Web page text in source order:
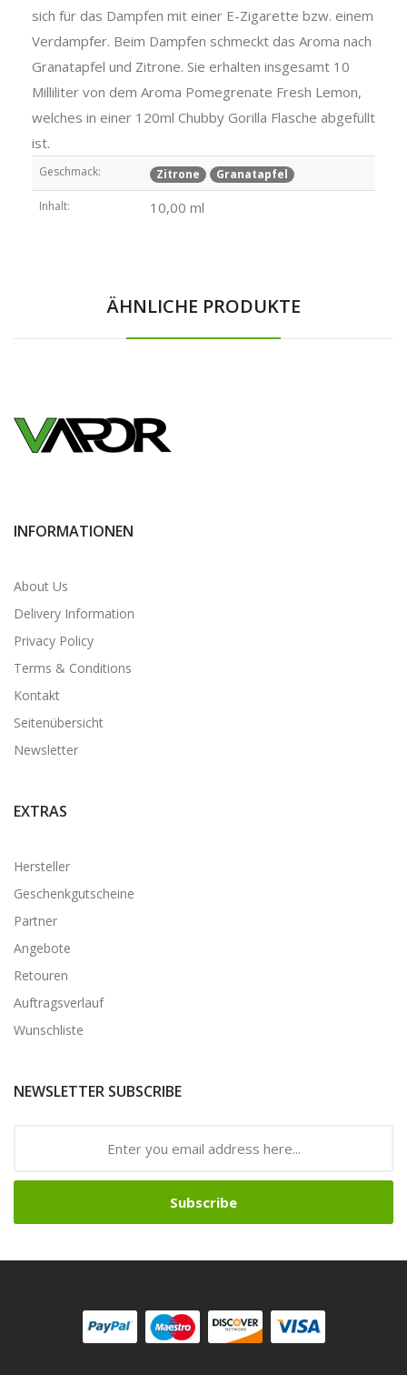
sich für das Dampfen mit einer E-Zigarette bzw. einem
Verdampfer. Beim Dampfen schmeckt das Aroma nach
Granatapfel und Zitrone. Sie erhalten insgesamt 10
Milliliter von dem Aroma Pomegrenate Fresh Lemon,
welches in einer 120ml Chubby Gorilla Flasche abgefüllt
ist.
Geschmack: Zitrone Granatapfel
Inhalt: 10,00 ml
ÄHNLICHE PRODUKTE
INFORMATIONEN
About Us
Delivery Information
Privacy Policy
Terms & Conditions
Kontakt
Seitenübersicht
Newsletter
EXTRAS
Hersteller
Geschenkgutscheine
Partner
Angebote
Retouren
Auftragsverlauf
Wunschliste
NEWSLETTER SUBSCRIBE
Subscribe